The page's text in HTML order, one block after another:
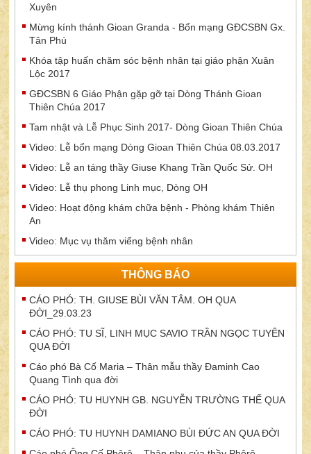
Xuyên
Mừng kính thánh Gioan Granda - Bổn mạng GĐCSBN Gx.
Tân Phú
Khóa tập huấn chăm sóc bệnh nhân tại giáo phận Xuân
Lộc 2017
GĐCSBN 6 Giáo Phận gặp gỡ tại Dòng Thánh Gioan
Thiên Chúa 2017
Tam nhật và Lễ Phục Sinh 2017- Dòng Gioan Thiên Chúa
Video: Lễ bổn mạng Dòng Gioan Thiên Chúa 08.03.2017
Video: Lễ an táng thầy Giuse Khang Trần Quốc Sử. OH
Video: Lễ thụ phong Linh mục, Dòng OH
Video: Hoạt động khám chữa bệnh - Phòng khám Thiên
An
Video: Mục vụ thăm viếng bệnh nhân
THÔNG BÁO
CÁO PHÓ: TH. GIUSE BÙI VĂN TÂM. OH QUA
ĐỜI_29.03.23
CÁO PHÓ: TU SĨ, LINH MỤC SAVIO TRẦN NGỌC TUYÊN
QUA ĐỜI
Cáo phó Bà Cố Maria – Thân mẫu thầy Đaminh Cao
Quang Tình qua đời
CÁO PHÓ: TU HUYNH GB. NGUYỄN TRƯỜNG THẾ QUA
ĐỜI
CÁO PHÓ: TU HUYNH DAMIANO BÙI ĐỨC AN QUA ĐỜI